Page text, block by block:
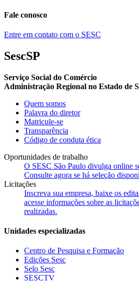
Fale conosco
Entre em contato com o SESC
SescSP
Serviço Social do Comércio
Administração Regional no Estado de
Quem somos
Palavra do diretor
Matricule-se
Transparência
Código de conduta ética
Oportunidades de trabalho
O SESC São Paulo divulga online
Consulte agora se há seleção
Licitações
Inscreva sua empresa, baixe os
acesse informações sobre as
realizadas.
Unidades especializadas
Centro de Pesquisa e Formação
Edições Sesc
Selo Sesc
SESCTV